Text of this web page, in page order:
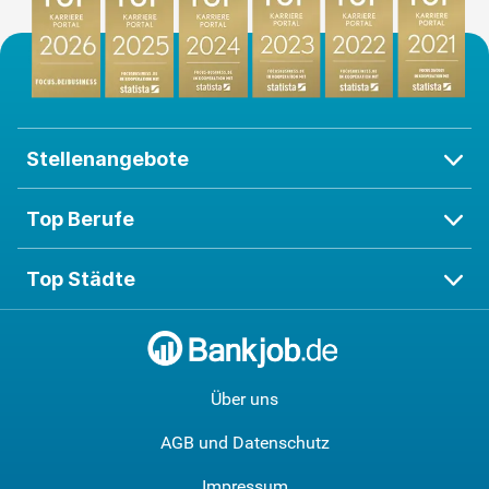
Stellenangebote
Top Berufe
Top Städte
Über uns
AGB und Datenschutz